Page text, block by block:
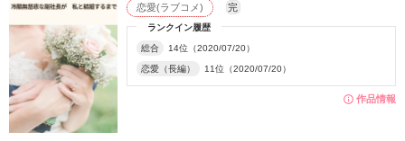
作品情報
ランクイン履歴
総合 14位（2020/07/20）
恋愛（長編） 11位（2020/07/20）
恋愛(ラブコメ) 完